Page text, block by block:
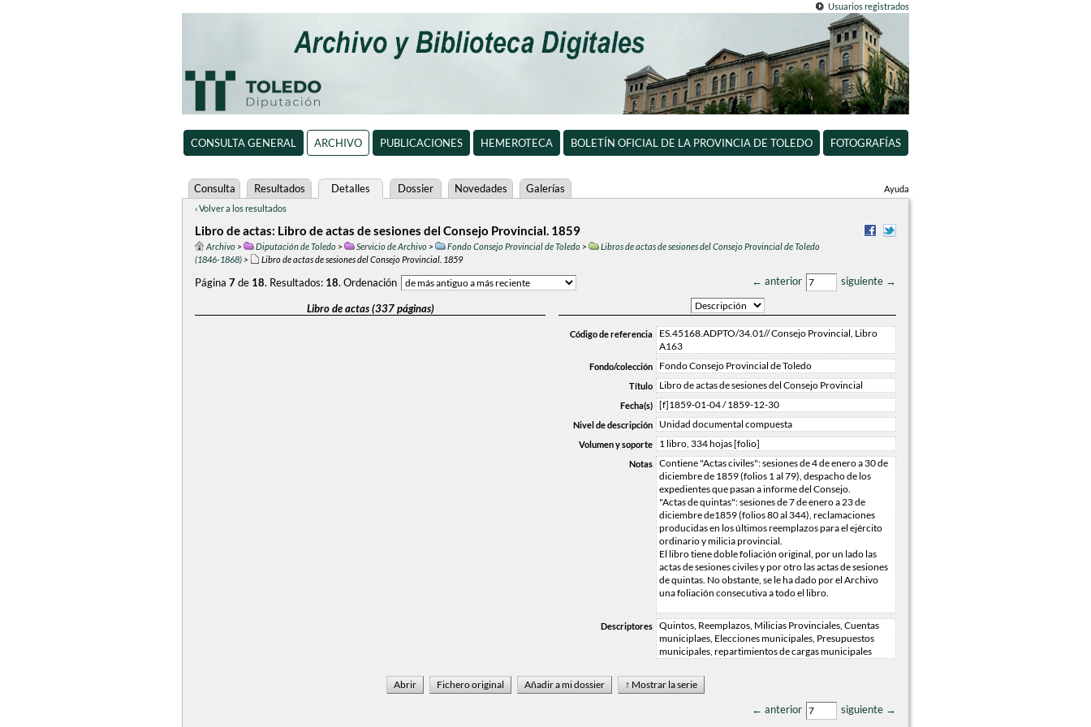
Usuarios registrados
CONSULTA GENERAL ARCHIVO PUBLICACIONES HEMEROTECA BOLETÍN OFICIAL DE LA PROVINCIA DE TOLEDO FOTOGRAFÍAS
Ayuda
Consulta Resultados Detalles Dossier Novedades Galerías
‹ Volver a los resultados
Libro de actas: Libro de actas de sesiones del Consejo Provincial. 1859
Archivo> Diputación de Toledo> Servicio de Archivo> Fondo Consejo Provincial de Toledo>
Libros de actas de sesiones del Consejo Provincial de Toledo
(1846-1868)> Libro de actas de sesiones del Consejo Provincial. 1859
← anterior siguiente →
Página 7de 18. Resultados: 18. Ordenación
Libro de actas (337 páginas)
Código de referencia
ES.45168.ADPTO/34.01// Consejo Provincial, Libro
A163
Fondo/colección Fondo Consejo Provincial de Toledo
Título Libro de actas de sesiones del Consejo Provincial
Fecha(s) [f]1859-01-04 / 1859-12-30
Nivel de descripción Unidad documental compuesta
Volumen y soporte 1 libro, 334 hojas [folio]
Notas
Contiene "Actas civiles": sesiones de 4 de enero a 30 de
diciembre de 1859 (folios 1 al 79), despacho de los
expedientes que pasan a informe del Consejo.
"Actas de quintas": sesiones de 7 de enero a 23 de
diciembre de1859 (folios 80 al 344), reclamaciones
producidas en los últimos reemplazos para el ejército
ordinario y milicia provincial.
El libro tiene doble foliación original, por un lado las
actas de sesiones civiles y por otro las actas de sesiones
de quintas. No obstante, se le ha dado por el Archivo
una foliación consecutiva a todo el libro.
Descriptores
Quintos, Reemplazos, Milicias Provinciales, Cuentas
municiplaes, Elecciones municipales, Presupuestos
municipales, repartimientos de cargas municipales
← anterior siguiente →